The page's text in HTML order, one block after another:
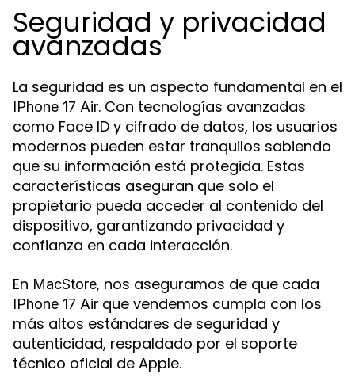
Seguridad y privacidad
avanzadas
La seguridad es un aspecto fundamental en el
IPhone 17 Air. Con tecnologías avanzadas
como Face ID y cifrado de datos, los usuarios
modernos pueden estar tranquilos sabiendo
que su información está protegida. Estas
características aseguran que solo el
propietario pueda acceder al contenido del
dispositivo, garantizando privacidad y
confianza en cada interacción.
En MacStore, nos aseguramos de que cada
IPhone 17 Air que vendemos cumpla con los
más altos estándares de seguridad y
autenticidad, respaldado por el soporte
técnico oficial de Apple.